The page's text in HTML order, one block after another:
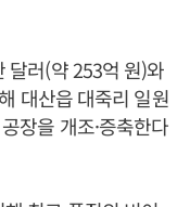
달러(약 253억 원)와
대산읍 대죽리 일원
장을 개조·증축한다